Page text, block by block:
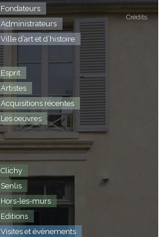
Crédits
Fondateurs
Administrateurs
Ville d’art et d’histoire
Esprit
Artistes
Acquisitions récentes
Les oeuvres
Clichy
Senlis
Hors-les-murs
Editions
Visites et évènements